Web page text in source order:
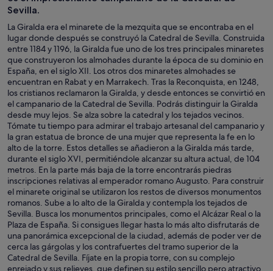
Sevilla.
La Giralda era el minarete de la mezquita que se encontraba en el
lugar donde después se construyó la Catedral de Sevilla. Construida
entre 1184 y 1196, la Giralda fue uno de los tres principales minaretes
que construyeron los almohades durante la época de su dominio en
España, en el siglo XII. Los otros dos minaretes almohades se
encuentran en Rabat y en Marrakech. Tras la Reconquista, en 1248,
los cristianos reclamaron la Giralda, y desde entonces se convirtió en
el campanario de la Catedral de Sevilla. Podrás distinguir la Giralda
desde muy lejos. Se alza sobre la catedral y los tejados vecinos.
Tómate tu tiempo para admirar el trabajo artesanal del campanario y
la gran estatua de bronce de una mujer que representa la fe en lo
alto de la torre. Estos detalles se añadieron a la Giralda más tarde,
durante el siglo XVI, permitiéndole alcanzar su altura actual, de 104
metros. En la parte más baja de la torre encontrarás piedras
inscripciones relativas al emperador romano Augusto. Para construir
el minarete original se utilizaron los restos de diversos monumentos
romanos. Sube a lo alto de la Giralda y contempla los tejados de
Sevilla. Busca los monumentos principales, como el Alcázar Real o la
Plaza de España. Si consigues llegar hasta lo más alto disfrutarás de
una panorámica excepcional de la ciudad, además de poder ver de
cerca las gárgolas y los contrafuertes del tramo superior de la
Catedral de Sevilla. Fíjate en la propia torre, con su complejo
enrejado y sus relieves, que definen su estilo sencillo pero atractivo